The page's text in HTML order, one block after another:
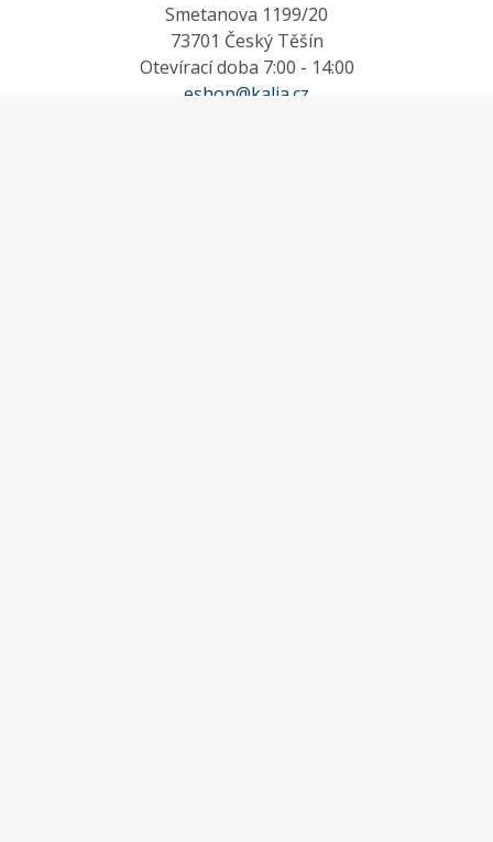
Smetanova 1199/20
73701 Český Těšín
Otevírací doba 7:00 - 14:00
eshop@kalia.cz